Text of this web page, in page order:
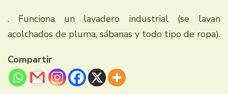
. Funciona un lavadero industrial (se lavan
acolchados de pluma, sábanas y todo tipo de ropa).
Compartir